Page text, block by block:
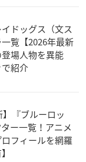
イドッグス（文ス
覧【2026年最新
場人物を異能
紹介
】『ブルーロッ
ー一覧！アニメ
フィールを網羅